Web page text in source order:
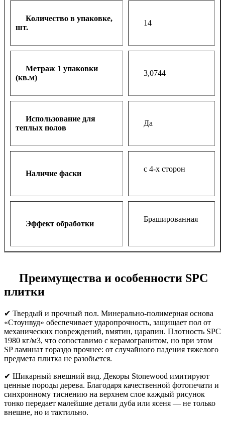
Количество в упаковке,
шт.
14
Метраж 1 упаковки
(кв.м)
3,0744
Использование для
теплых полов
Да
Наличие фаски
с 4-х сторон
Эффект обработки
Брашированная
Преимущества и особенности SPC
плитки
✔ Твердый и прочный пол. Минерально-полимерная основа
«Стоунвуд» обеспечивает ударопрочность, защищает пол от
механических повреждений, вмятин, царапин. Плотность SPC
1980 кг/м3, что сопоставимо с керамогранитом, но при этом
SP ламинат гораздо прочнее: от случайного падения тяжелого
предмета плитка не разобьется.
✔ Шикарный внешний вид. Декоры Stonewood имитируют
ценные породы дерева. Благодаря качественной фотопечати и
синхронному тиснению на верхнем слое каждый рисунок
тонко передает малейшие детали дуба или ясеня — не только
внешне, но и тактильно.